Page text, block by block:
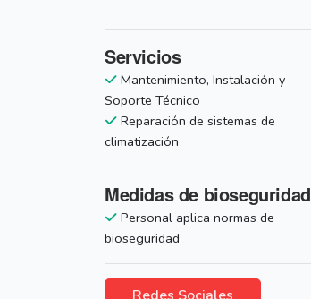
Servicios
Mantenimiento, Instalación y
Soporte Técnico
Reparación de sistemas de
climatización
Medidas de bioseguridad
Personal aplica normas de
bioseguridad